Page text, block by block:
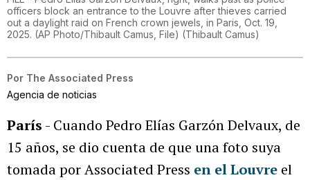
officers block an entrance to the Louvre after thieves carried
out a daylight raid on French crown jewels, in Paris, Oct. 19,
2025. (AP Photo/Thibault Camus, File) (Thibault Camus)
Por The Associated Press
Agencia de noticias
París - Cuando Pedro Elías Garzón Delvaux, de
15 años, se dio cuenta de que una foto suya
tomada por Associated Press en el Louvre el